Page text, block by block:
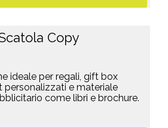
ideale per regali, gift box
personalizzati e materiale
come libri e brochure.